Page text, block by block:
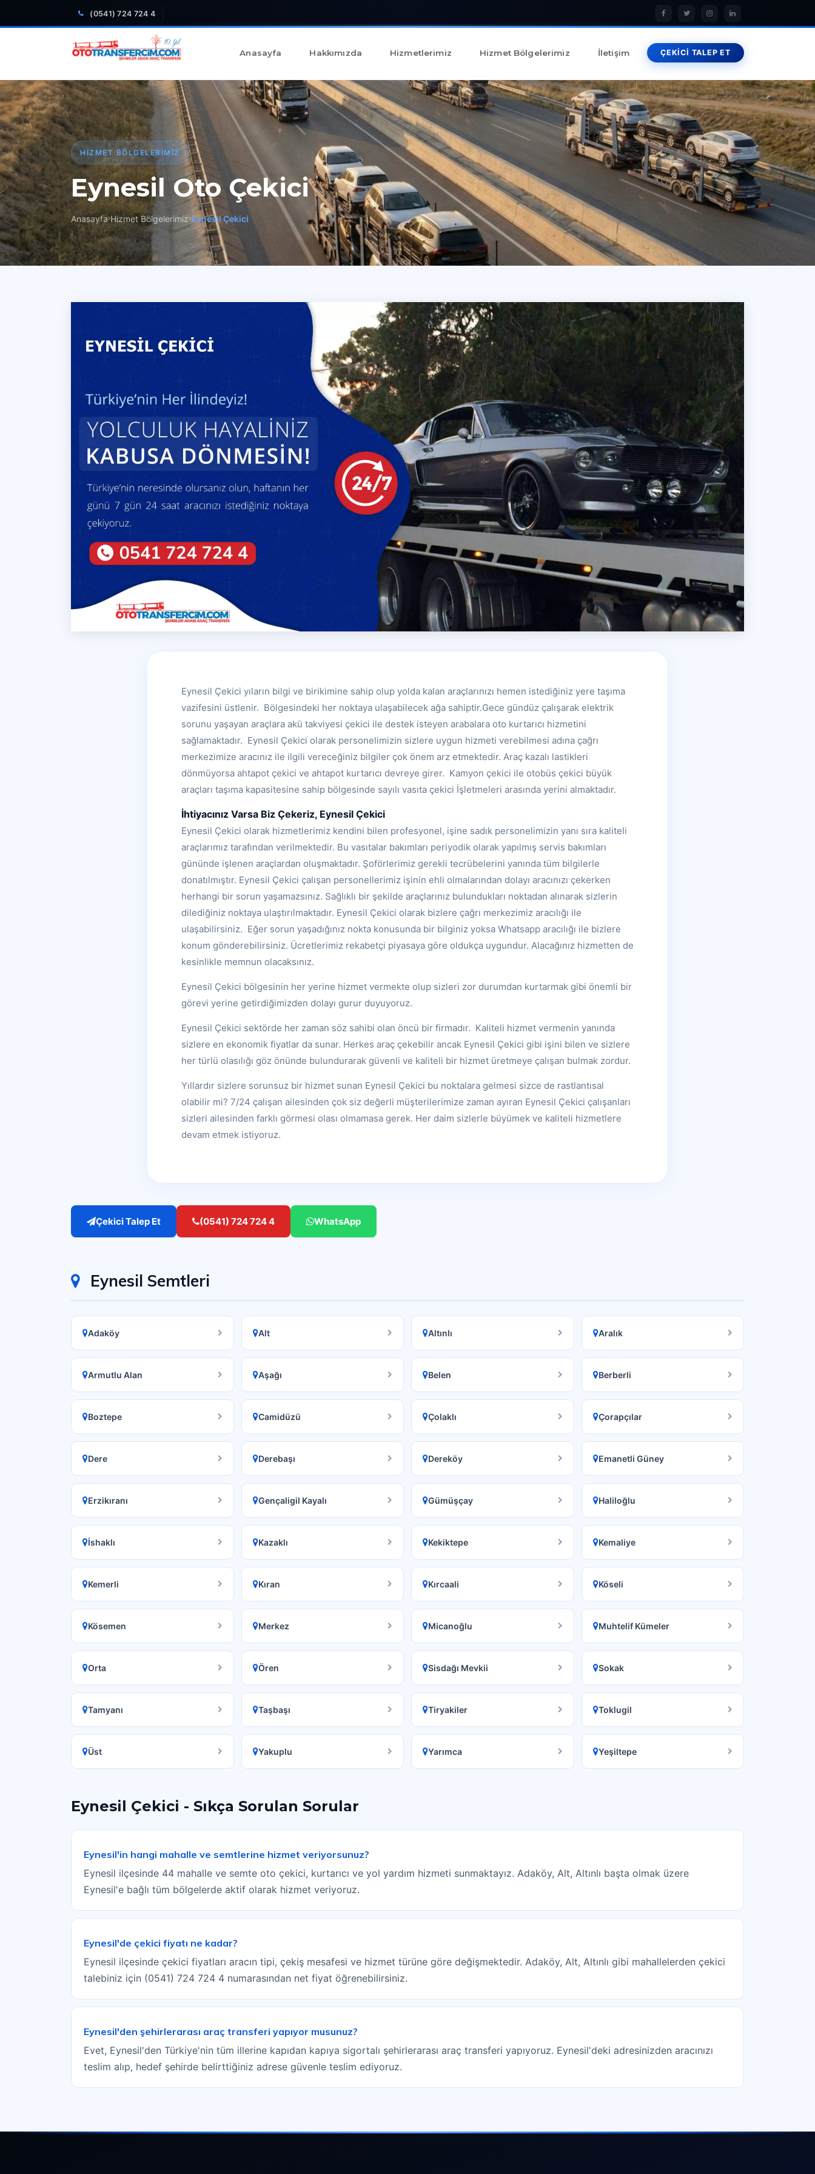
(0541) 724 724 4
Anasayfa Hakkımızda Hizmetlerimiz Hizmet Bölgelerimiz İletişim ÇEKİCİ TALEP ET
HIZMET BÖLGELERIMIZ
Eynesil Oto Çekici
Anasayfa Hizmet Bölgelerimiz Eynesil Çekici
Eynesil Çekici yıların bilgi ve birikimine sahip olup yolda kalan araçlarınızı hemen istediğiniz yere taşıma
vazifesini üstlenir. Bölgesindeki her noktaya ulaşabilecek ağa sahiptir.Gece gündüz çalışarak elektrik
sorunu yaşayan araçlara akü takviyesi çekici ile destek isteyen arabalara oto kurtarıcı hizmetini
sağlamaktadır. Eynesil Çekici olarak personelimizin sizlere uygun hizmeti verebilmesi adına çağrı
merkezimize aracınız ile ilgili vereceğiniz bilgiler çok önem arz etmektedir. Araç kazalı lastikleri
dönmüyorsa ahtapot çekici ve ahtapot kurtarıcı devreye girer. Kamyon çekici ile otobüs çekici büyük
araçları taşıma kapasitesine sahip bölgesinde sayılı vasıta çekici İşletmeleri arasında yerini almaktadır.
İhtiyacınız Varsa Biz Çekeriz, Eynesil Çekici
Eynesil Çekici olarak hizmetlerimiz kendini bilen profesyonel, işine sadık personelimizin yanı sıra kaliteli
araçlarımız tarafından verilmektedir. Bu vasıtalar bakımları periyodik olarak yapılmış servis bakımları
gününde işlenen araçlardan oluşmaktadır. Şoförlerimiz gerekli tecrübelerini yanında tüm bilgilerle
donatılmıştır. Eynesil Çekici çalışan personellerimiz işinin ehli olmalarından dolayı aracınızı çekerken
herhangi bir sorun yaşamazsınız. Sağlıklı bir şekilde araçlarınız bulundukları noktadan alınarak sizlerin
dilediğiniz noktaya ulaştırılmaktadır. Eynesil Çekici olarak bizlere çağrı merkezimiz aracılığı ile
ulaşabilirsiniz. Eğer sorun yaşadığınız nokta konusunda bir bilginiz yoksa Whatsapp aracılığı ile bizlere
konum gönderebilirsiniz. Ücretlerimiz rekabetçi piyasaya göre oldukça uygundur. Alacağınız hizmetten de
kesinlikle memnun olacaksınız.
Eynesil Çekici bölgesinin her yerine hizmet vermekte olup sizleri zor durumdan kurtarmak gibi önemli bir
görevi yerine getirdiğimizden dolayı gurur duyuyoruz.
Eynesil Çekici sektörde her zaman söz sahibi olan öncü bir firmadır. Kaliteli hizmet vermenin yanında
sizlere en ekonomik fiyatlar da sunar. Herkes araç çekebilir ancak Eynesil Çekici gibi işini bilen ve sizlere
her türlü olasılığı göz önünde bulundurarak güvenli ve kaliteli bir hizmet üretmeye çalışan bulmak zordur.
Yıllardır sizlere sorunsuz bir hizmet sunan Eynesil Çekici bu noktalara gelmesi sizce de rastlantısal
olabilir mi? 7/24 çalışan ailesinden çok siz değerli müşterilerimize zaman ayıran Eynesil Çekici çalışanları
sizleri ailesinden farklı görmesi olası olmamasa gerek. Her daim sizlerle büyümek ve kaliteli hizmetlere
devam etmek istiyoruz.
Çekici Talep Et (0541) 724 724 4 WhatsApp
Eynesil Semtleri
Adaköy Alt Altınlı Aralık
Armutlu Alan Aşağı Belen Berberli
Boztepe Camidüzü Çolaklı Çorapçılar
Dere Derebaşı Dereköy Emanetli Güney
Erzikıranı Gençaligil Kayalı Gümüşçay Haliloğlu
İshaklı Kazaklı Kekiktepe Kemaliye
Kemerli Kıran Kırcaali Köseli
Kösemen Merkez Micanoğlu Muhtelif Kümeler
Orta Ören Sisdağı Mevkii Sokak
Tamyanı Taşbaşı Tiryakiler Toklugil
Üst Yakuplu Yarımca Yeşiltepe
Eynesil Çekici - Sıkça Sorulan Sorular
Eynesil'in hangi mahalle ve semtlerine hizmet veriyorsunuz?
Eynesil ilçesinde 44 mahalle ve semte oto çekici, kurtarıcı ve yol yardım hizmeti sunmaktayız. Adaköy, Alt, Altınlı başta olmak üzere
Eynesil'e bağlı tüm bölgelerde aktif olarak hizmet veriyoruz.
Eynesil'de çekici fiyatı ne kadar?
Eynesil ilçesinde çekici fiyatları aracın tipi, çekiş mesafesi ve hizmet türüne göre değişmektedir. Adaköy, Alt, Altınlı gibi mahallelerden çekici
talebiniz için (0541) 724 724 4 numarasından net fiyat öğrenebilirsiniz.
Eynesil'den şehirlerarası araç transferi yapıyor musunuz?
Evet, Eynesil'den Türkiye'nin tüm illerine kapıdan kapıya sigortalı şehirlerarası araç transferi yapıyoruz. Eynesil'deki adresinizden aracınızı
teslim alıp, hedef şehirde belirttiğiniz adrese güvenle teslim ediyoruz.